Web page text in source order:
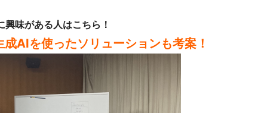
興味がある人はこちら！
AIを使ったソリューションも考案！